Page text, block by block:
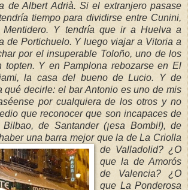
de Albert Adrià. Si el extranjero pasase
tiempo para dividirse entre Cunini,
Y tendría que ir a Huelva a
de Portichuelo. Y luego viajar a Vitoria a
por el insuperable Toloño, uno de los
topten. Y en Pamplona rebozarse en El
la casa del bueno de Lucio. Y de
qué decirle: el bar Antonio es uno de mis
por cualquiera de los otros y no
que reconocer que son incapaces de
de Santander (¡esa Bombi!), de
una barra mejor quela de La Criolla
de Valladolid? ¿O
que la de Amorós
de Valencia? ¿O
que La Ponderosa